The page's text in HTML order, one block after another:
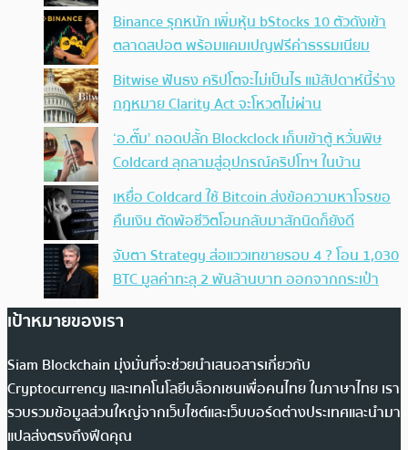
Binance รุกหนัก เพิ่มหุ้น bStocks 10 ตัวดังเข้า
ตลาดสปอต พร้อมแคมเปญฟรีค่าธรรมเนียม
Bitwise ฟันธง คริปโตจะไม่เป็นไร แม้สัปดาห์นี้ร่าง
กฎหมาย Clarity Act จะโหวตไม่ผ่าน
‘อ.ตั๊ม’ ถอดปลั้ก Blockclock เก็บเข้าตู้ หวั่นพิษ
Coldcard ลุกลามสู่อุปกรณ์คริปโทฯ ในบ้าน
เหยื่อ Coldcard ใช้ Bitcoin ส่งข้อความหาโจรขอ
คืนเงิน ตัดพ้อชีวิตโอนกลับมาสักนิดก็ยังดี
จับตา Strategy ส่อแววเทขายรอบ 4 ? โอน 1,030
BTC มูลค่าทะลุ 2 พันล้านบาท ออกจากกระเป๋า
เป้าหมายของเรา
Siam Blockchain มุ่งมั่นที่จะช่วยนำเสนอสารเกี่ยวกับ
Cryptocurrency และเทคโนโลยีบล็อกเชนเพื่อคนไทย ในภาษาไทย เรา
รวบรวมข้อมูลส่วนใหญ่จากเว็บไซต์และเว็บบอร์ดต่างประเทศและนำมา
แปลส่งตรงถึงฟีดคุณ